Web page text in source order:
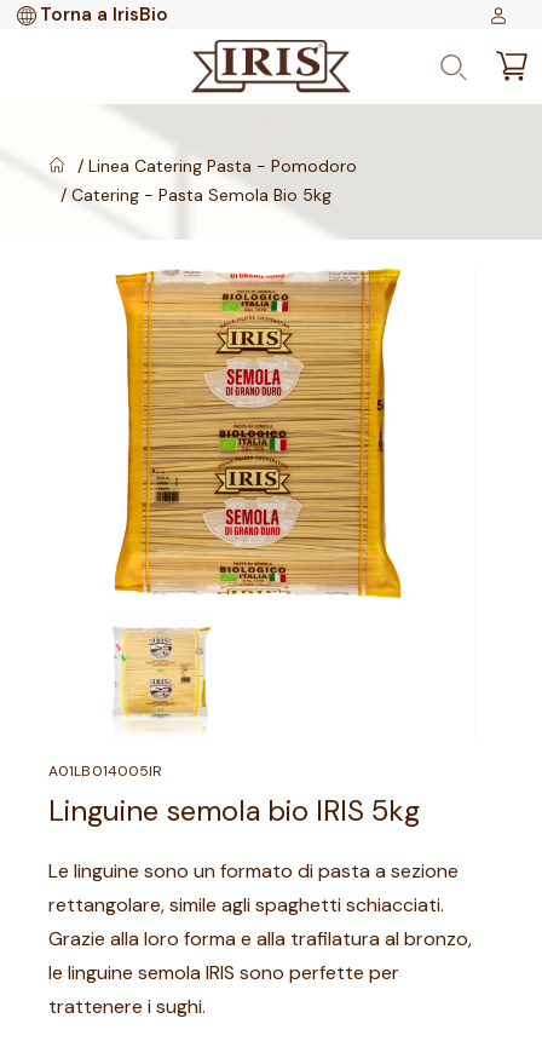
Torna a IrisBio
Linea Catering Pasta - Pomodoro
Catering - Pasta Semola Bio 5kg
A01LB014005IR
Linguine semola bio IRIS 5kg
Le linguine sono un formato di pasta a sezione
rettangolare, simile agli spaghetti schiacciati.
Grazie alla loro forma e alla trafilatura al bronzo,
le linguine semola IRIS sono perfette per
trattenere i sughi.